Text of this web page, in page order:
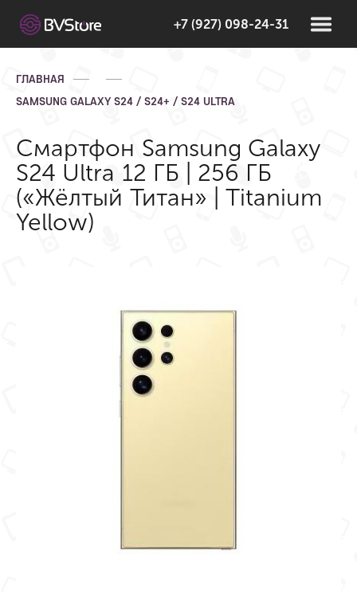
+7 (927) 098-24-31
ГЛАВНАЯ
SAMSUNG GALAXY S24 / S24+ / S24 ULTRA
Смартфон Samsung Galaxy
S24 Ultra 12 ГБ | 256 ГБ
(«Жёлтый Титан» | Titanium
Yellow)